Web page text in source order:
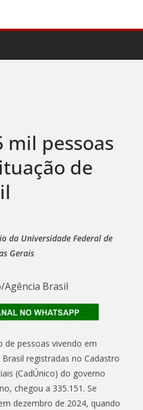
mil pessoas
de
da Universidade Federal de
Gerais
Agência Brasil
de pessoas vivendo em
registradas no Cadastro
(CadÚnico) do governo
chegou a 335.151. Se
dezembro de 2024, quando